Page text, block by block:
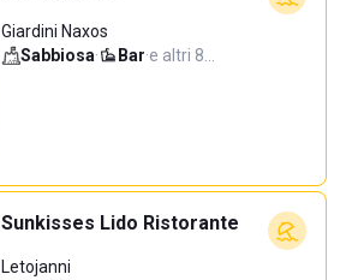
Giardini Naxos
Sabbiosa· Bar·e altri 8…
Sunkisses Lido Ristorante
Letojanni